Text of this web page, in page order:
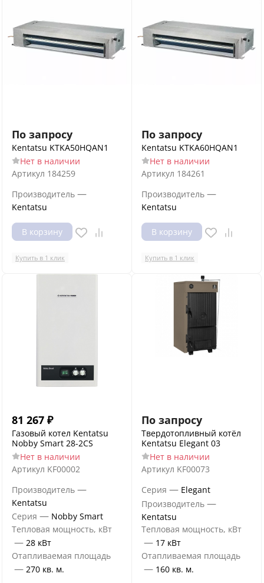
По запросу
Kentatsu KTKA50HQAN1
Нет в наличии
Артикул 184259
Производитель —
Kentatsu
В корзину
Купить в 1 клик
По запросу
Kentatsu KTKA60HQAN1
Нет в наличии
Артикул 184261
Производитель —
Kentatsu
В корзину
Купить в 1 клик
81 267 ₽
Газовый котел Kentatsu
Nobby Smart 28-2CS
Нет в наличии
Артикул KF00002
Производитель —
Kentatsu
Серия — Nobby Smart
Тепловая мощность, кВт
— 28 кВт
Отапливаемая площадь
— 270 кв. м.
По запросу
Твердотопливный котёл
Kentatsu Elegant 03
Нет в наличии
Артикул KF00073
Серия — Elegant
Производитель —
Kentatsu
Тепловая мощность, кВт
— 17 кВт
Отапливаемая площадь
— 160 кв. м.